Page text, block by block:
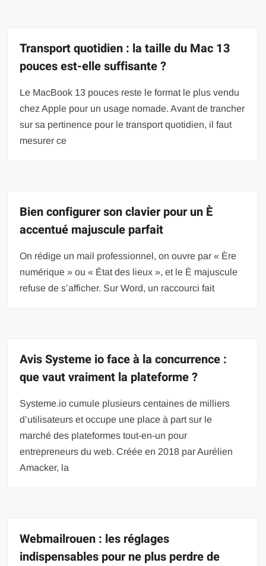
Transport quotidien : la taille du Mac 13
pouces est-elle suffisante ?
Le MacBook 13 pouces reste le format le plus vendu
chez Apple pour un usage nomade. Avant de trancher
sur sa pertinence pour le transport quotidien, il faut
mesurer ce
Bien configurer son clavier pour un È
accentué majuscule parfait
On rédige un mail professionnel, on ouvre par « Ère
numérique » ou « État des lieux », et le È majuscule
refuse de s’afficher. Sur Word, un raccourci fait
Avis Systeme io face à la concurrence :
que vaut vraiment la plateforme ?
Systeme.io cumule plusieurs centaines de milliers
d’utilisateurs et occupe une place à part sur le
marché des plateformes tout-en-un pour
entrepreneurs du web. Créée en 2018 par Aurélien
Amacker, la
Webmailrouen : les réglages
indispensables pour ne plus perdre de